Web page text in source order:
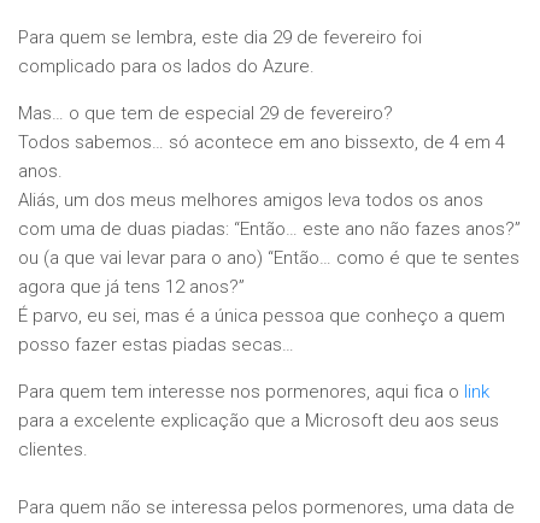
Para quem se lembra, este dia 29 de fevereiro foi
complicado para os lados do Azure.
Mas… o que tem de especial 29 de fevereiro?
Todos sabemos… só acontece em ano bissexto, de 4 em 4
anos.
Aliás, um dos meus melhores amigos leva todos os anos
com uma de duas piadas: “Então… este ano não fazes anos?”
ou (a que vai levar para o ano) “Então… como é que te sentes
agora que já tens 12 anos?”
É parvo, eu sei, mas é a única pessoa que conheço a quem
posso fazer estas piadas secas…
Para quem tem interesse nos pormenores, aqui fica o link
para a excelente explicação que a Microsoft deu aos seus
clientes.
Para quem não se interessa pelos pormenores, uma data de